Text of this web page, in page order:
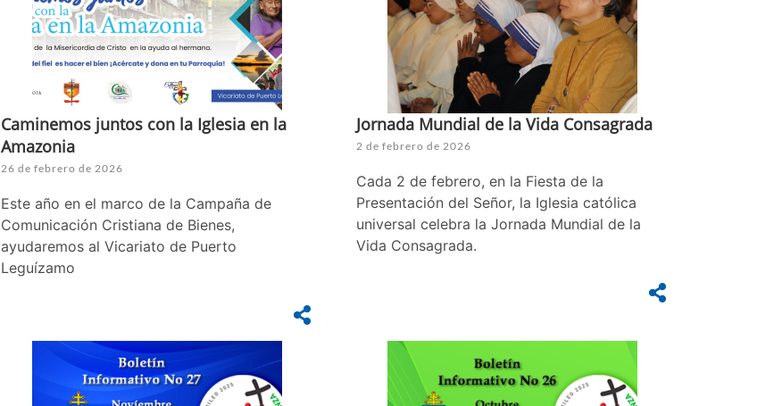
Caminemos juntos con la Iglesia en la
Amazonia
26 de febrero de 2026
Este año en el marco de la Campaña de
Comunicación Cristiana de Bienes,
ayudaremos al Vicariato de Puerto
Leguízamo
Jornada Mundial de la Vida Consagrada
2 de febrero de 2026
Cada 2 de febrero, en la Fiesta de la
Presentación del Señor, la Iglesia católica
universal celebra la Jornada Mundial de la
Vida Consagrada.